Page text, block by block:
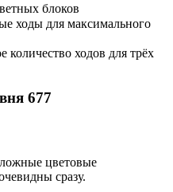
блоков
ходы для максимального
количество ходов для трёх
677
цветовые
сразу.